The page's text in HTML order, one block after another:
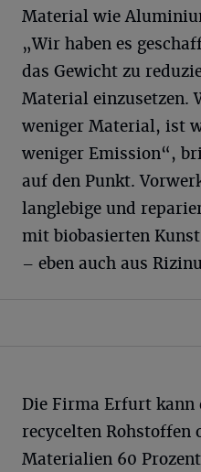
Material wie
„Wir haben es
das Gewicht zu
Material einzusetzen.
weniger Material, ist
weniger Emission“,
auf den Punkt.
langlebige und
mit biobasierten
– eben auch aus
Die Firma Erfurt kann
recycelten Rohstoffen
Materialien 60